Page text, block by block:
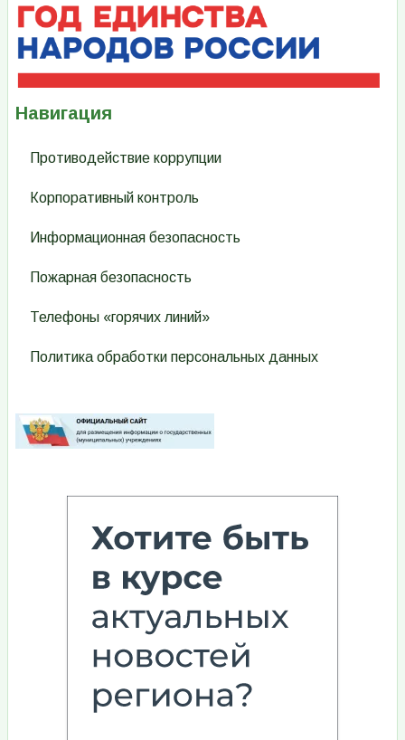
Навигация
Противодействие коррупции
Корпоративный контроль
Информационная безопасность
Пожарная безопасность
Телефоны «горячих линий»
Политика обработки персональных данных
Изображение